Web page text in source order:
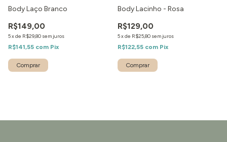
Body Laço Branco
R$149,00
5xde R$29,80 sem juros
R$141,55 com Pix
Body Lacinho - Rosa
R$129,00
5xde R$25,80 sem juros
R$122,55 com Pix